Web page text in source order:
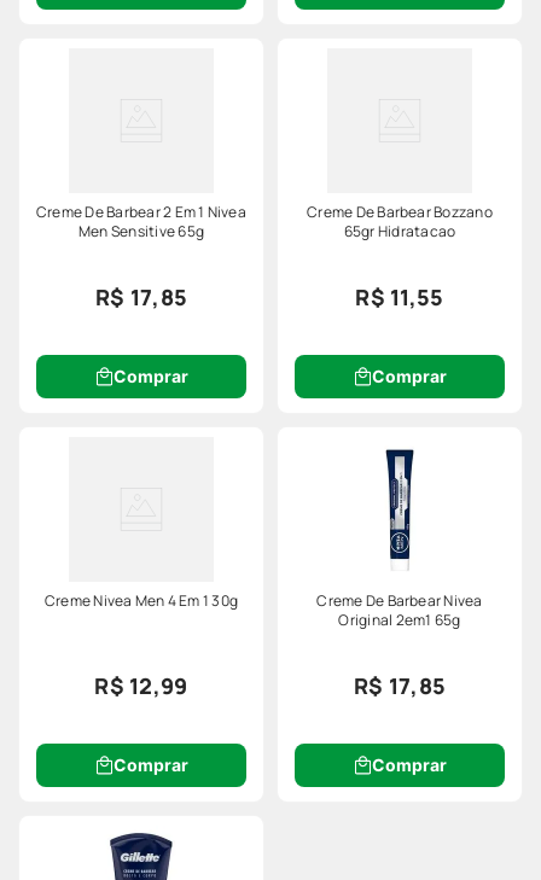
Creme De Barbear 2 Em 1 Nivea
Men Sensitive 65g
R$ 17,85
Comprar
Creme De Barbear Bozzano
65gr Hidratacao
R$ 11,55
Comprar
Creme Nivea Men 4 Em 1 30g
R$ 12,99
Comprar
Creme De Barbear Nivea
Original 2em1 65g
R$ 17,85
Comprar